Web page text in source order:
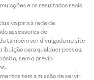
e os resultados reais
para a rede de
assessores de
também ser divulgado no site
para qualquer pessoa,
sem o prévio
tem a missão de servir